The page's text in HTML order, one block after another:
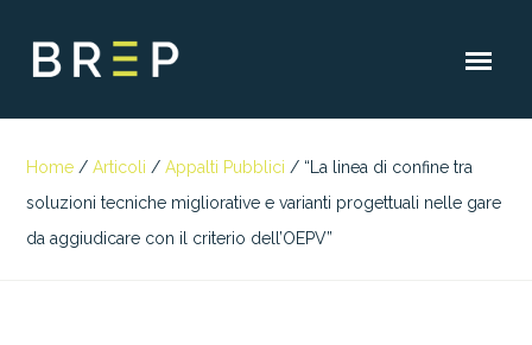
Home / Articoli / Appalti Pubblici / “La linea di confine tra
soluzioni tecniche migliorative e varianti progettuali nelle gare
da aggiudicare con il criterio dell’OEPV”